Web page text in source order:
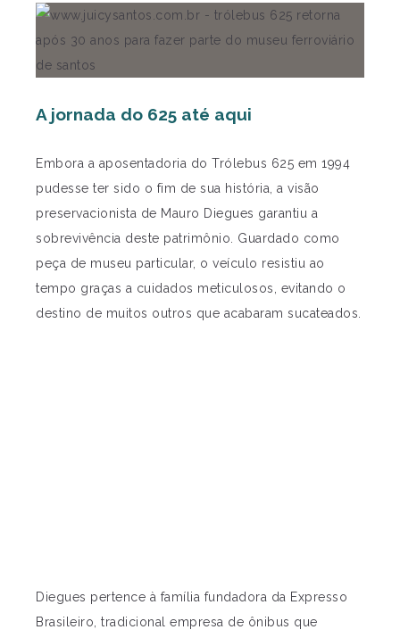
A jornada do 625 até aqui
Embora a aposentadoria do Trólebus 625 em 1994
pudesse ter sido o fim de sua história, a visão
preservacionista de Mauro Diegues garantiu a
sobrevivência deste patrimônio. Guardado como
peça de museu particular, o veículo resistiu ao
tempo graças a cuidados meticulosos, evitando o
destino de muitos outros que acabaram sucateados.
Diegues pertence à família fundadora da Expresso
Brasileiro, tradicional empresa de ônibus que